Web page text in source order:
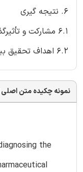
6. نتیجه گیری
6.1 مشارکت و تأثیرگذاری
6.2 اهداف تحقیق بیشتر
نمونه چکیده متن اصلی
the